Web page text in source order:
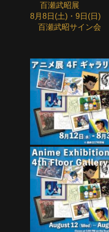
百瀬武昭展
8月8日(土)・9日(日)
百瀬武昭サイン会